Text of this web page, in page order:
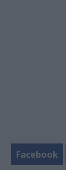
Facebook